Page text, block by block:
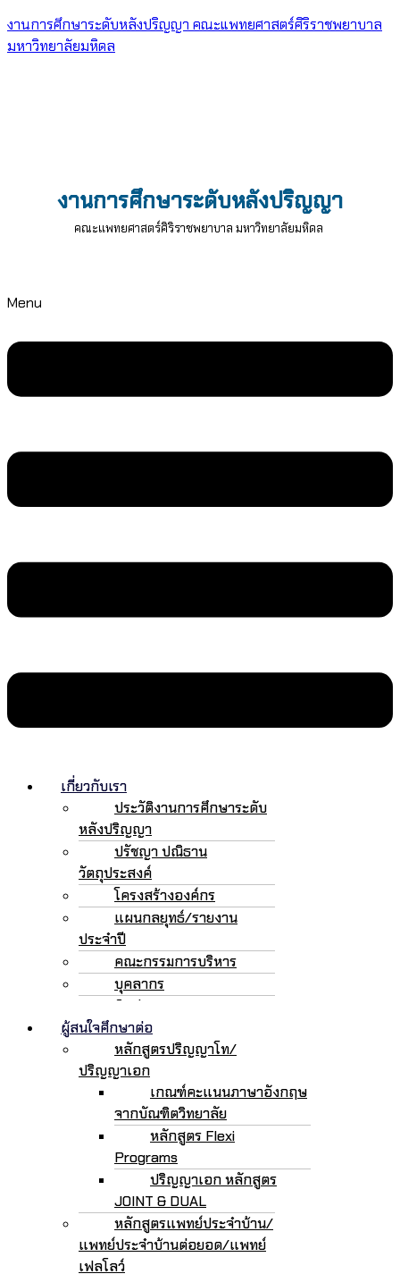
งานการศึกษาระดับหลังปริญญา คณะแพทยศาสตร์ศิริราชพยาบาล
มหาวิทยาลัยมหิดล
งานการศึกษาระดับหลังปริญญา
คณะแพทยศาสตร์ศิริราชพยาบาล มหาวิทยาลัยมหิดล
Menu
เกี่ยวกับเรา
ประวัติงานการศึกษาระดับ
หลังปริญญา
ปรัชญา ปณิธาน
วัตถุประสงค์
โครงสร้างองค์กร
แผนกลยุทธ์/รายงาน
ประจำปี
คณะกรรมการบริหาร
บุคลากร
ติดต่อเรา
ผู้สนใจศึกษาต่อ
หลักสูตรปริญญาโท/
ปริญญาเอก
เกณฑ์คะแนนภาษาอังกฤษ
จากบัณฑิตวิทยาลัย
หลักสูตร Flexi
Programs
ปริญญาเอก หลักสูตร
JOINT & DUAL
หลักสูตรแพทย์ประจำบ้าน/
แพทย์ประจำบ้านต่อยอด/แพทย์
เฟลโลว์